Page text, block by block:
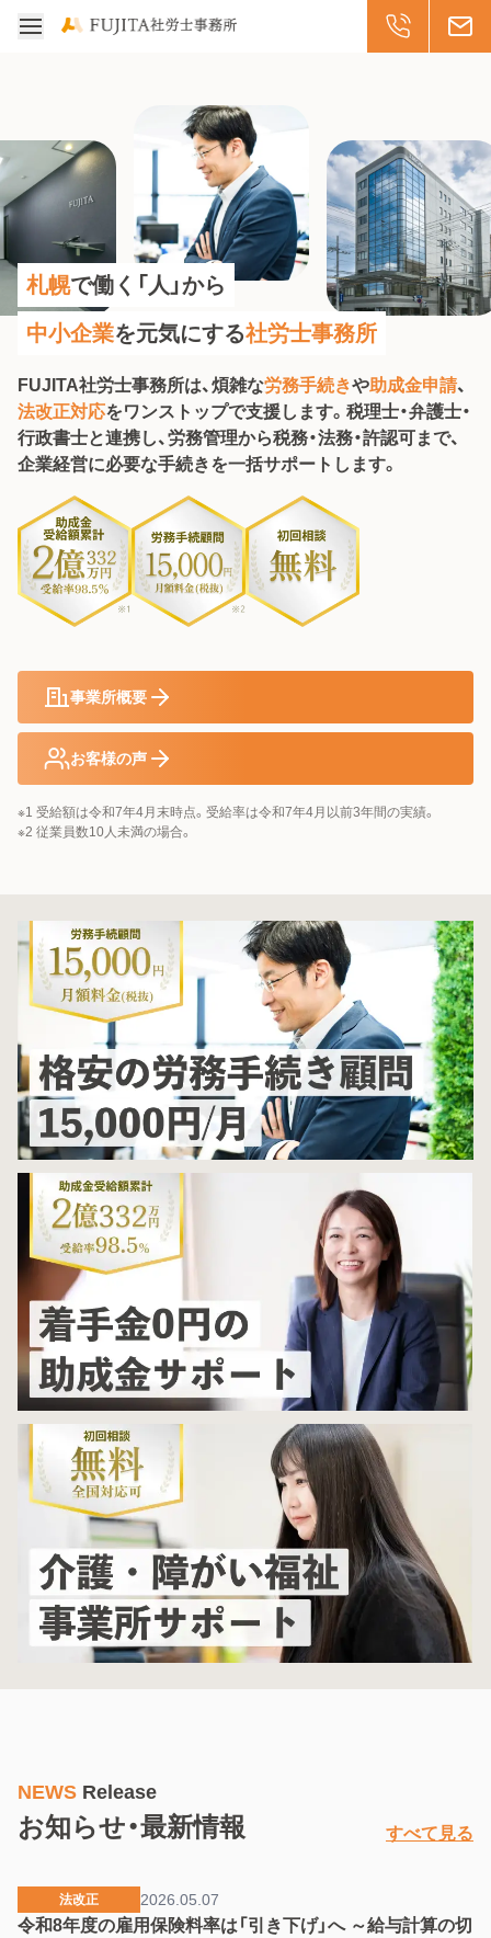
受付: 平日8:30-
011-299-メ
札幌で働く「人」から
中小企業を元気にする社労士事務所
FUJITA社労士事務所は、煩雑な労務手続きや助成金申請、
法改正対応をワンストップで支援します。税理士・弁護士・
行政書士と連携し、労務管理から税務・法務・許認可まで、
企業経営に必要な手続きを一括サポートします。
事業所概要
お客様の声
※1 受給額は令和7年4月末時点。受給率は令和7年4月以前3年間の実績。
※2 従業員数10人未満の場合。
お知らせ・最新情報
NEWS Release
すべて見る
令和8年度の雇用保険料率は「引き下げ」へ ～給与計算の切
法改正 2026.05.07